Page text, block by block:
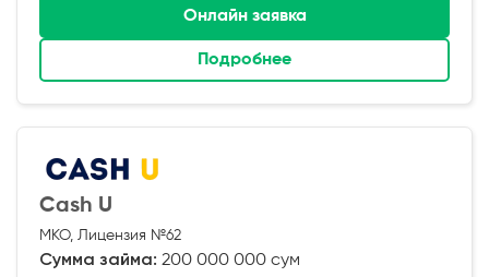
Онлайн заявка
Подробнее
Cash U
МКО, Лицензия №62
Сумма займа: 200 000 000 сум